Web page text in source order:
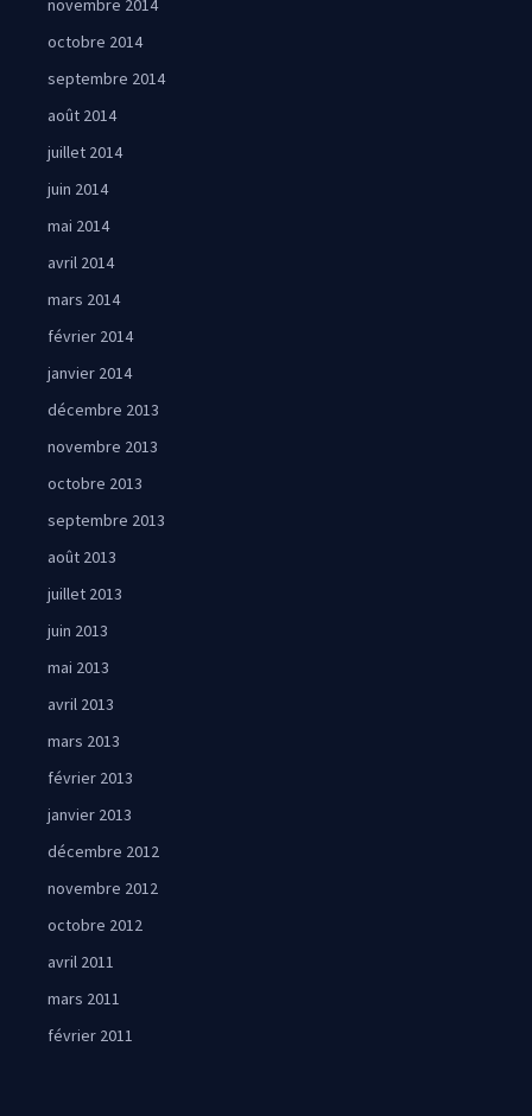
novembre 2014
octobre 2014
septembre 2014
août 2014
juillet 2014
juin 2014
mai 2014
avril 2014
mars 2014
février 2014
janvier 2014
décembre 2013
novembre 2013
octobre 2013
septembre 2013
août 2013
juillet 2013
juin 2013
mai 2013
avril 2013
mars 2013
février 2013
janvier 2013
décembre 2012
novembre 2012
octobre 2012
avril 2011
mars 2011
février 2011